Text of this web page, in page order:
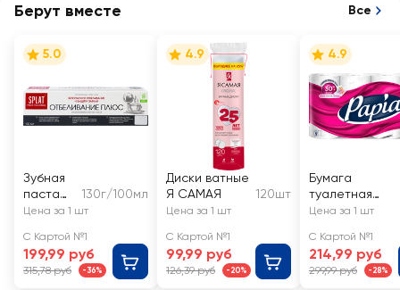
Берут вместе Все
5.0
Зубная
паста
SPLAT
ание
профес
сиональ
130г/100мл
Цена за 1 шт
С Картой №1
199,99 руб
315,78 руб -36%
4.9
Диски ватные
Я САМАЯ
120шт
Цена за 1 шт
С Картой №1
99,99 руб
126,39 руб -20%
4.9
Бумага
туалетная
PAPIA 3-слоя
Цена за 1 шт
С Картой №1
214,99 руб
299,99 руб -28%